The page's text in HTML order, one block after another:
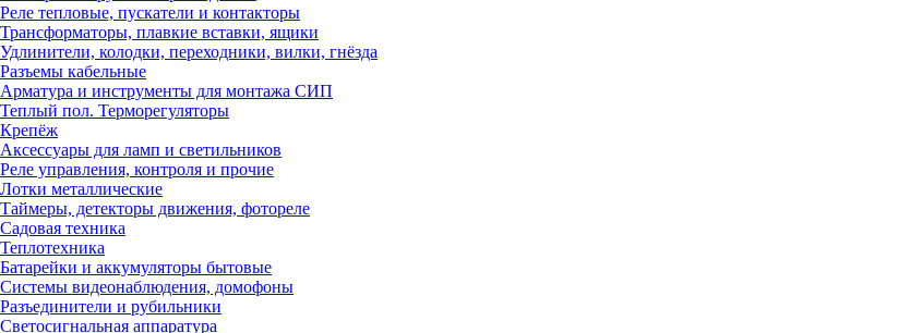
Реле тепловые, пускатели и контакторы
Трансформаторы, плавкие вставки, ящики
Удлинители, колодки, переходники, вилки, гнёзда
Разъемы кабельные
Арматура и инструменты для монтажа СИП
Теплый пол. Терморегуляторы
Крепёж
Аксессуары для ламп и светильников
Реле управления, контроля и прочие
Лотки металлические
Таймеры, детекторы движения, фотореле
Садовая техника
Теплотехника
Батарейки и аккумуляторы бытовые
Системы видеонаблюдения, домофоны
Разъединители и рубильники
Светосигнальная аппаратура